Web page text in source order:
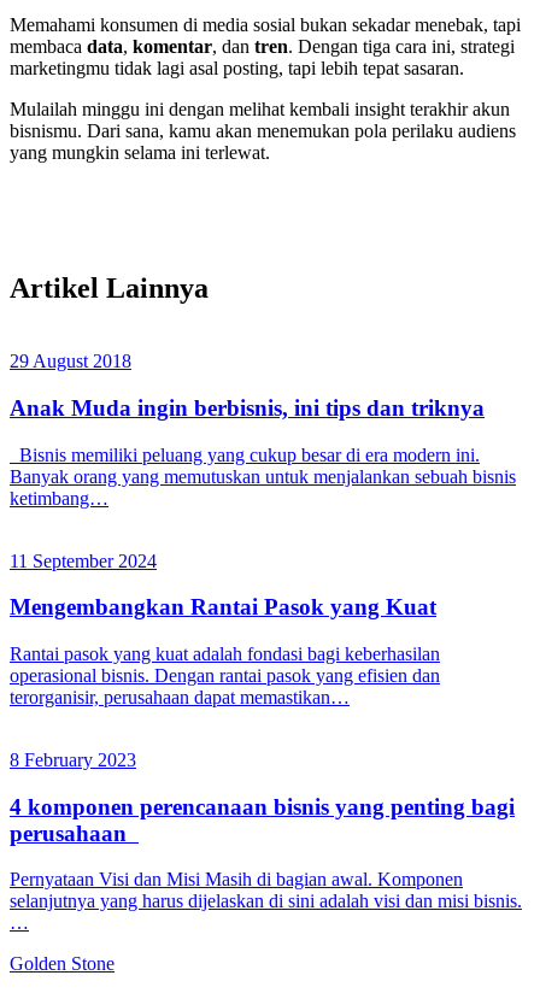
Memahami konsumen di media sosial bukan sekadar menebak, tapi
membaca data, komentar, dan tren. Dengan tiga cara ini, strategi
marketingmu tidak lagi asal posting, tapi lebih tepat sasaran.
Mulailah minggu ini dengan melihat kembali insight terakhir akun
bisnismu. Dari sana, kamu akan menemukan pola perilaku audiens
yang mungkin selama ini terlewat.
Artikel Lainnya
29 August 2018
Anak Muda ingin berbisnis, ini tips dan triknya
Bisnis memiliki peluang yang cukup besar di era modern ini.
Banyak orang yang memutuskan untuk menjalankan sebuah bisnis
ketimbang…
11 September 2024
Mengembangkan Rantai Pasok yang Kuat
Rantai pasok yang kuat adalah fondasi bagi keberhasilan
operasional bisnis. Dengan rantai pasok yang efisien dan
terorganisir, perusahaan dapat memastikan…
8 February 2023
4 komponen perencanaan bisnis yang penting bagi
perusahaan
Pernyataan Visi dan Misi Masih di bagian awal. Komponen
selanjutnya yang harus dijelaskan di sini adalah visi dan misi bisnis.
…
Golden Stone